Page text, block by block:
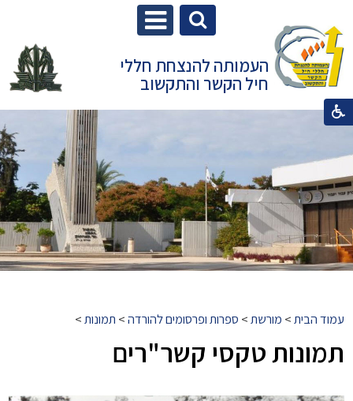
העמותה להנצחת חללי
חיל הקשר והתקשוב
עמוד הבית> מורשת> ספרות ופרסומים להורדה> תמונות>
תמונות טקסי קשר"רים